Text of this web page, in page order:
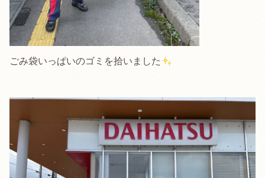
ごみ袋いっぱいのゴミを拾いました